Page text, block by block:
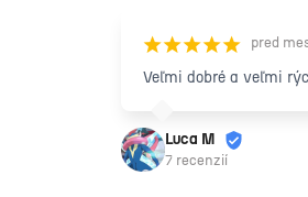
¡¡¡¡¡ pred
Veľmi dobré a veľmi
Luca M
7 recenzií